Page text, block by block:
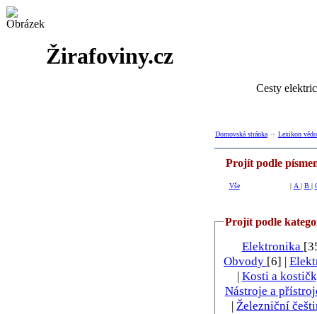
Žirafoviny.cz
Cesty
Domovská stránka Lexikon
Projít podle
Vše | A | B |
Projít podle
Elektronika
Obvody [6] |
Kosti a
Nástroje a
|Železniční